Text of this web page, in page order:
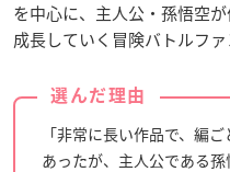
を中心に、主人公・孫悟空
成長していく冒険バトルファ
選んだ理由
「非常に長い作品で、編
あったが、主人公である